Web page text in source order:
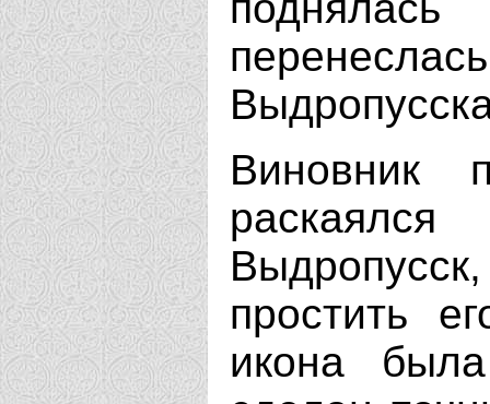
Виновник
простить
икона